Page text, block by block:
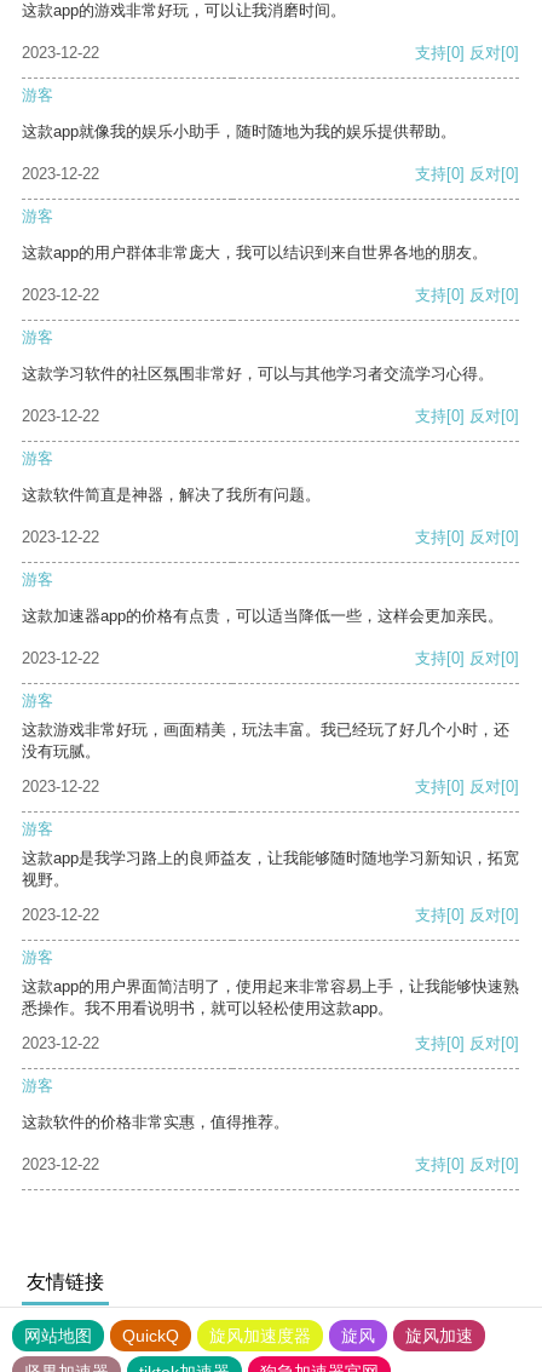
这款app的游戏非常好玩，可以让我消磨时间。
2023-12-22 支持[0] 反对[0]
游客
这款app就像我的娱乐小助手，随时随地为我的娱乐提供帮助。
2023-12-22 支持[0] 反对[0]
游客
这款app的用户群体非常庞大，我可以结识到来自世界各地的朋友。
2023-12-22 支持[0] 反对[0]
游客
这款学习软件的社区氛围非常好，可以与其他学习者交流学习心得。
2023-12-22 支持[0] 反对[0]
游客
这款软件简直是神器，解决了我所有问题。
2023-12-22 支持[0] 反对[0]
游客
这款加速器app的价格有点贵，可以适当降低一些，这样会更加亲民。
2023-12-22 支持[0] 反对[0]
游客
这款游戏非常好玩，画面精美，玩法丰富。我已经玩了好几个小时，还
没有玩腻。
2023-12-22
支持[0] 反对[0]
游客
这款app是我学习路上的良师益友，让我能够随时随地学习新知识，拓宽
视野。
2023-12-22
支持[0] 反对[0]
游客
这款app的用户界面简洁明了，使用起来非常容易上手，让我能够快速熟
悉操作。我不用看说明书，就可以轻松使用这款app。
2023-12-22
支持[0] 反对[0]
游客
这款软件的价格非常实惠，值得推荐。
2023-12-22 支持[0] 反对[0]
友情链接
网站地图 QuickQ 旋风加速度器 旋风
旋风加速